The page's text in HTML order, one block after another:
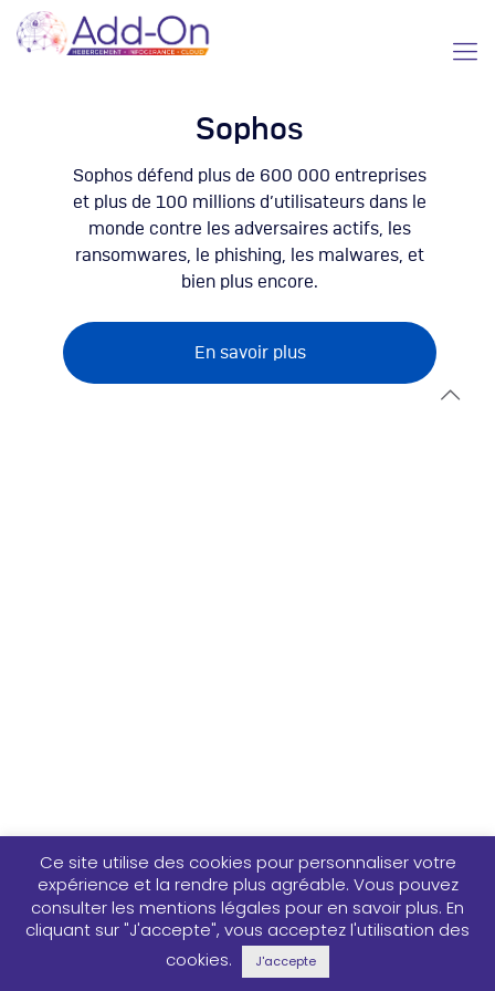
Ce site utilise des cookies pour personnaliser votre
expérience et la rendre plus agréable. Vous pouvez
consulter les mentions légales pour en savoir plus. En
cliquant sur "J'accepte", vous acceptez l'utilisation des
cookies.
J'accepte